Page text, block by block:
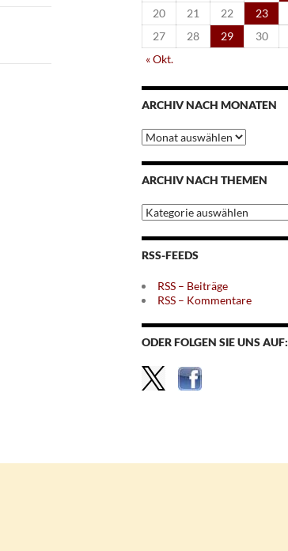
20
21 22 23
27
28 29
30
« Okt.
ARCHIV NACH MONATEN
Archiv
nach
Monaten
ARCHIV NACH THEMEN
Archiv
nach
Themen
RSS-FEEDS
RSS – Beiträge
RSS – Kommentare
ODER FOLGEN SIE UNS AUF: